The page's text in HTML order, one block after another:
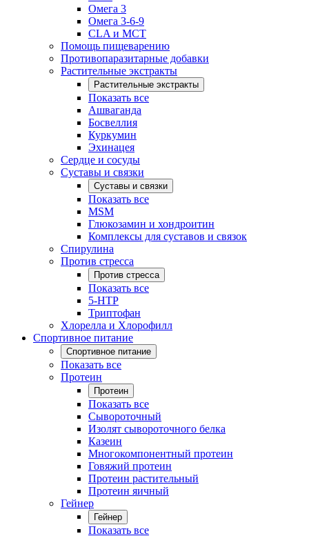
Омега 3
Омега 3-6-9
CLA и MCT
Помощь пищеварению
Противопаразитарные добавки
Растительные экстракты
Растительные экстракты
Показать все
Ашваганда
Босвеллия
Куркумин
Эхинацея
Сердце и сосуды
Суставы и связки
Суставы и связки
Показать все
MSM
Глюкозамин и хондроитин
Комплексы для суставов и связок
Спирулина
Против стресса
Против стресса
Показать все
5-HTP
Триптофан
Хлорелла и Хлорофилл
Спортивное питание
Спортивное питание
Показать все
Протеин
Протеин
Показать все
Сывороточный
Изолят сывороточного белка
Казеин
Многокомпонентный протеин
Говяжий протеин
Протеин растительный
Протеин яичный
Гейнер
Гейнер
Показать все